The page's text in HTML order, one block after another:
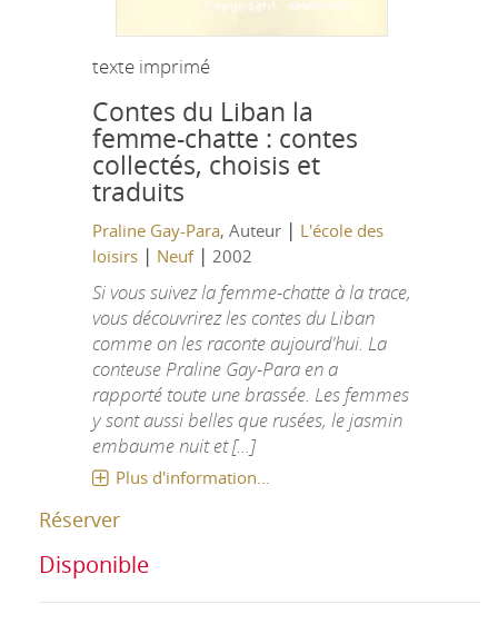
texte imprimé
Contes du Liban la
femme-chatte : contes
collectés, choisis et
traduits
Praline Gay-Para, Auteur | L'école des
loisirs| Neuf| 2002
Si vous suivez la femme-chatte à la trace,
vous découvrirez les contes du Liban
comme on les raconte aujourd'hui. La
conteuse Praline Gay-Para en a
rapporté toute une brassée. Les femmes
y sont aussi belles que rusées, le jasmin
embaume nuit et [...]
Plus d'information...
Réserver
Disponible